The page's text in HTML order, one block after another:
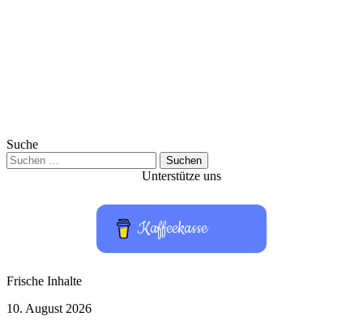
Suche
Suchen
nach:
Unterstütze uns
Kaffeekasse
Frische Inhalte
OBSBOT
10. August 2026